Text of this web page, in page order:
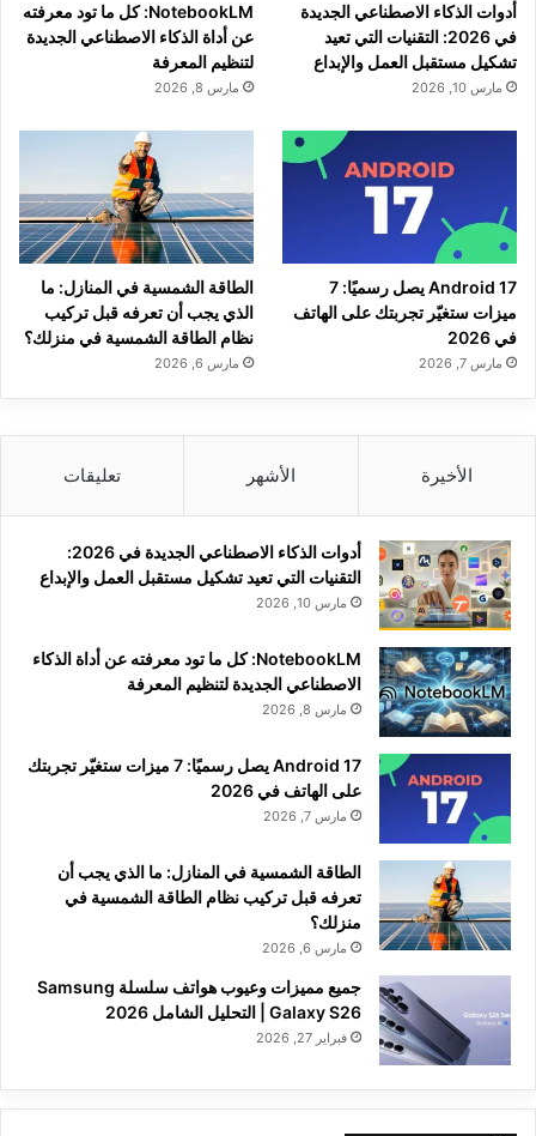
أدوات الذكاء الاصطناعي الجديدة
في 2026: التقنيات التي تعيد
تشكيل مستقبل العمل والإبداع
مارس 10, 2026
NotebookLM: كل ما تود معرفته
عن أداة الذكاء الاصطناعي الجديدة
لتنظيم المعرفة
مارس 8, 2026
Android 17 يصل رسميًا: 7
ميزات ستغيّر تجربتك على الهاتف
في 2026
مارس 7, 2026
الطاقة الشمسية في المنازل: ما
الذي يجب أن تعرفه قبل تركيب
نظام الطاقة الشمسية في منزلك؟
مارس 6, 2026
الأخيرة الأشهر تعليقات
أدوات الذكاء الاصطناعي الجديدة في 2026:
التقنيات التي تعيد تشكيل مستقبل العمل والإبداع
مارس 10, 2026
NotebookLM: كل ما تود معرفته عن أداة الذكاء
الاصطناعي الجديدة لتنظيم المعرفة
مارس 8, 2026
Android 17 يصل رسميًا: 7 ميزات ستغيّر تجربتك
على الهاتف في 2026
مارس 7, 2026
الطاقة الشمسية في المنازل: ما الذي يجب أن
تعرفه قبل تركيب نظام الطاقة الشمسية في
منزلك؟
مارس 6, 2026
جميع مميزات وعيوب هواتف سلسلة Samsung
Galaxy S26 | التحليل الشامل 2026
فبراير 27, 2026